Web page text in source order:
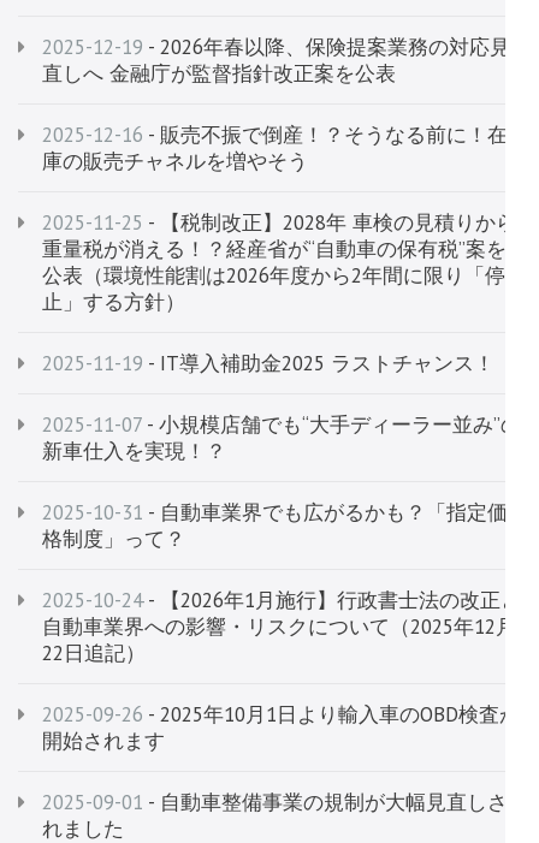
2025-09-01 - 自動車整備事業の規制が大幅見直しさ
れました
2025-09-26 - 2025年10月1日より輸入車のOBD検査が
開始されます
2025-10-24- 【2026年1月施行】行政書士法の改正と
自動車業界への影響・リスクについて（2025年12月
22日追記）
2025-10-31 - 自動車業界でも広がるかも？「指定価
格制度」って？
2025-11-07 - 小規模店舗でも“大手ディーラー並み”の
新車仕入を実現！？
2025-11-19 - IT導入補助金2025 ラストチャンス！
2025-11-25 - 【税制改正】2028年 車検の見積りから
重量税が消える！？経産省が“自動車の保有税”案を
公表（環境性能割は2026年度から2年間に限り「停
止」する方針）
2025-12-16 - 販売不振で倒産！？そうなる前に！在
庫の販売チャネルを増やそう
2025-12-19 - 2026年春以降、保険提案業務の対応見
直しへ 金融庁が監督指針改正案を公表